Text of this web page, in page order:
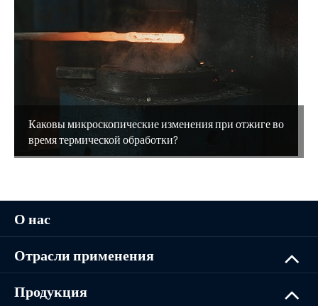
Каковы микроскопические изменения при отжиге во
время термической обработки?
О нас
Отрасли применения
Продукция